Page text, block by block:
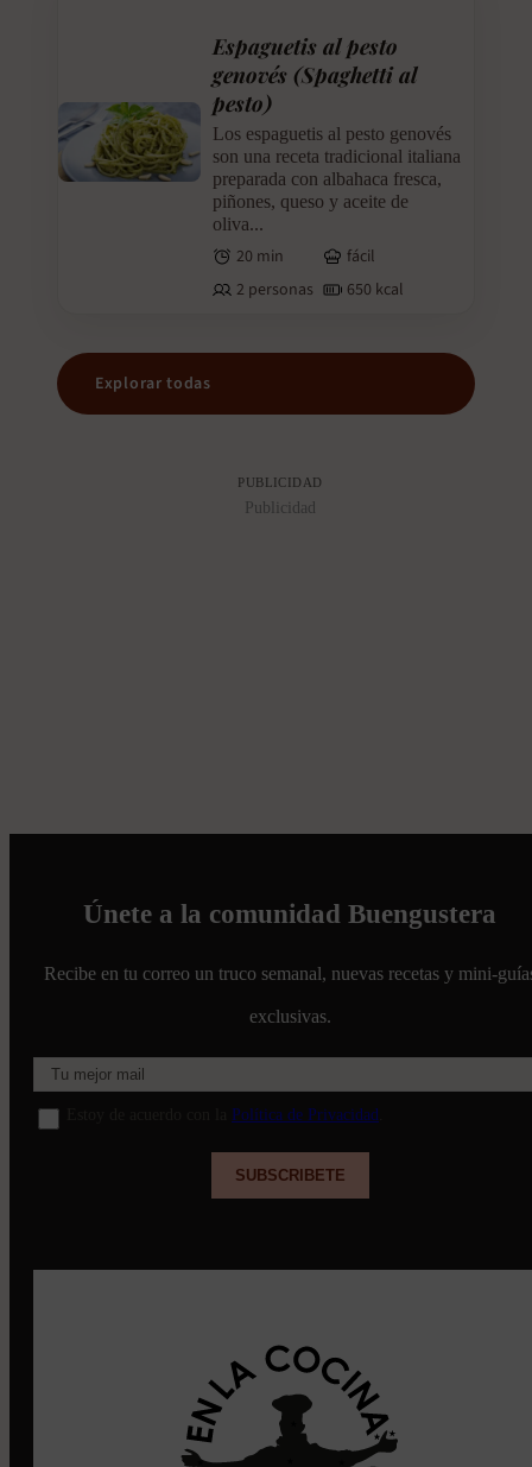
Espaguetis al pesto
genovés (Spaghetti al
pesto)
Los espaguetis al pesto genovés
son una receta tradicional italiana
preparada con albahaca fresca,
piñones, queso y aceite de
oliva...
20 min
fácil
2 personas
650 kcal
Explorar todas
PUBLICIDAD
Publicidad
Únete a la comunidad Buengustera
Recibe en tu correo un truco semanal, nuevas recetas y mini-
exclusivas.
Política de Privacidad